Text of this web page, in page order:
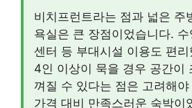
비치프런트라는 점과 넓은 주
욕실은 큰 장점이었습니다.
센터 등 부대시설 이용도 편
4인 이상이 묵을 경우 공간이
껴질 수 있다는 점은 고려해
가격 대비 만족스러운 숙박이